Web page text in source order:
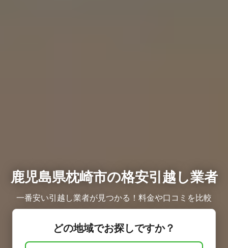
鹿児島県枕崎市の格安引越し業者
一番安い引越し業者が見つかる！料金や口コミを比較
どの地域でお探しですか？